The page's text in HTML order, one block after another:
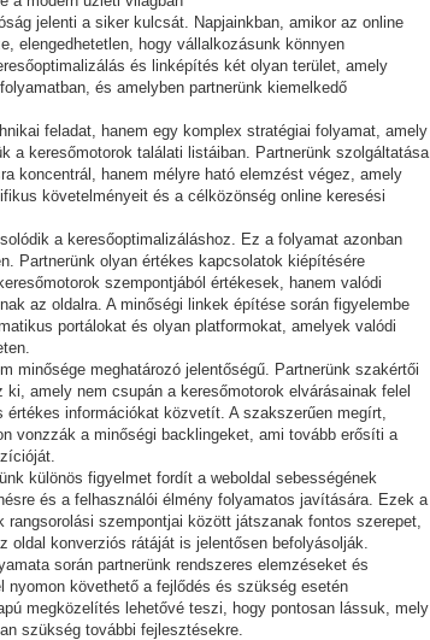
jelenti a siker kulcsát. Napjainkban, amikor az online
elengedhetetlen, hogy vállalkozásunk könnyen
és linképítés két olyan terület, amely
és amelyben partnerünk kiemelkedő
feladat, hanem egy komplex stratégiai folyamat, amely
a keresőmotorok találati listáiban. Partnerünk szolgáltatása
koncentrál, hanem mélyre ható elemzést végez, amely
követelményeit és a célközönség online keresési
a keresőoptimalizáláshoz. Ez a folyamat azonban
Partnerünk olyan értékes kapcsolatok kiépítésére
szempontjából értékesek, hanem valódi
az oldalra. A minőségi linkek építése során figyelembe
portálokat és olyan platformokat, amelyek valódi
minősége meghatározó jelentőségű. Partnerünk szakértői
amely nem csupán a keresőmotorok elvárásainak felel
értékes információkat közvetít. A szakszerűen megírt,
vonzzák a minőségi backlingeket, ami tovább erősíti a
különös figyelmet fordít a weboldal sebességének
és a felhasználói élmény folyamatos javítására. Ezek a
rangsorolási szempontjai között játszanak fontos szerepet,
oldal konverziós rátáját is jelentősen befolyásolják.
során partnerünk rendszeres elemzéseket és
követhető a fejlődés és szükség esetén
megközelítés lehetővé teszi, hogy pontosan lássuk, mely
szükség további fejlesztésekre.